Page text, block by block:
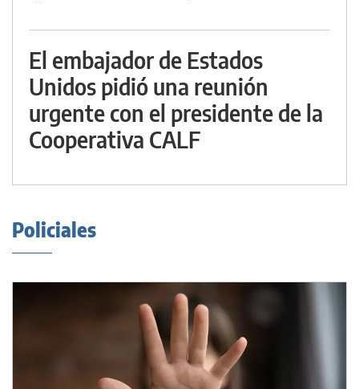
El embajador de Estados
Unidos pidió una reunión
urgente con el presidente de la
Cooperativa CALF
Policiales